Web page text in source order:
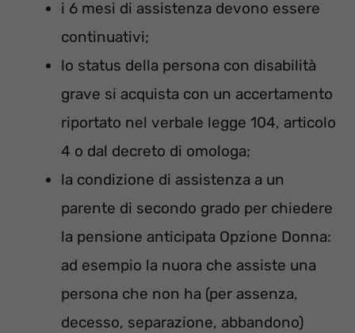
i 6 mesi di assistenza devono essere
continuativi;
lo status della persona con disabilità
grave si acquista con un accertamento
riportato nel verbale legge 104, articolo
4 o dal decreto di omologa;
la condizione di assistenza a un
parente di secondo grado per chiedere
la pensione anticipata Opzione Donna:
ad esempio la nuora che assiste una
persona che non ha (per assenza,
decesso, separazione, abbandono)